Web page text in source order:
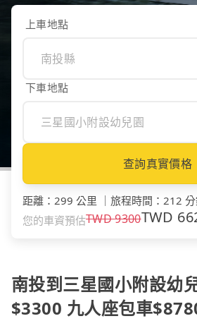
上車地點
下車地點
查詢真實價格
距離 ： 299 公里 旅程時間 ： 212
您的車資預估TWD9300TWD
南投到三星國小附設幼
$3300 九人座包車